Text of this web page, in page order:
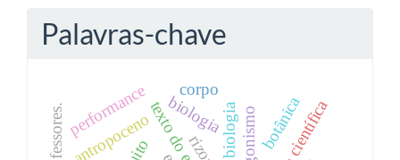
Palavras-chave
antropoceno biologia botânica
performance corpo